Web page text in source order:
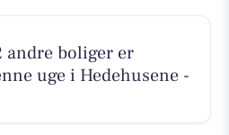
andre boliger er
uge i Hedehusene -